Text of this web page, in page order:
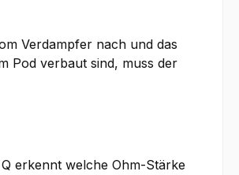
Verdampfer nach und das
Pod verbaut sind, muss der
erkennt welche Ohm-Stärke